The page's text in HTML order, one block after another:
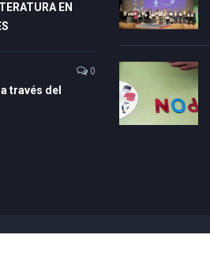
EN
0
través del